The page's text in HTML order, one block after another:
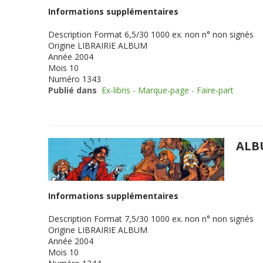
Informations supplémentaires
Description Format 6,5/30 1000 ex. non n° non signés
Origine LIBRAIRIE ALBUM
Année 2004
Mois 10
Numéro 1343
Publié dans Ex-libris - Marque-page - Faire-part
Informations supplémentaires
Description Format 7,5/30 1000 ex. non n° non signés
Origine LIBRAIRIE ALBUM
Année 2004
Mois 10